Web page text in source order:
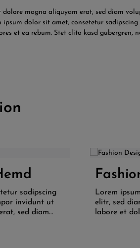
magna aliquyam erat, sed diam
dolor sit amet, consetetur
et ea rebum. Stet clita kasd gubergren,
Schaltflächen um die
gewünschten Wert ein
sadipscing
invidunt ut
sed diam
Lorem
elitr, sed
labore et